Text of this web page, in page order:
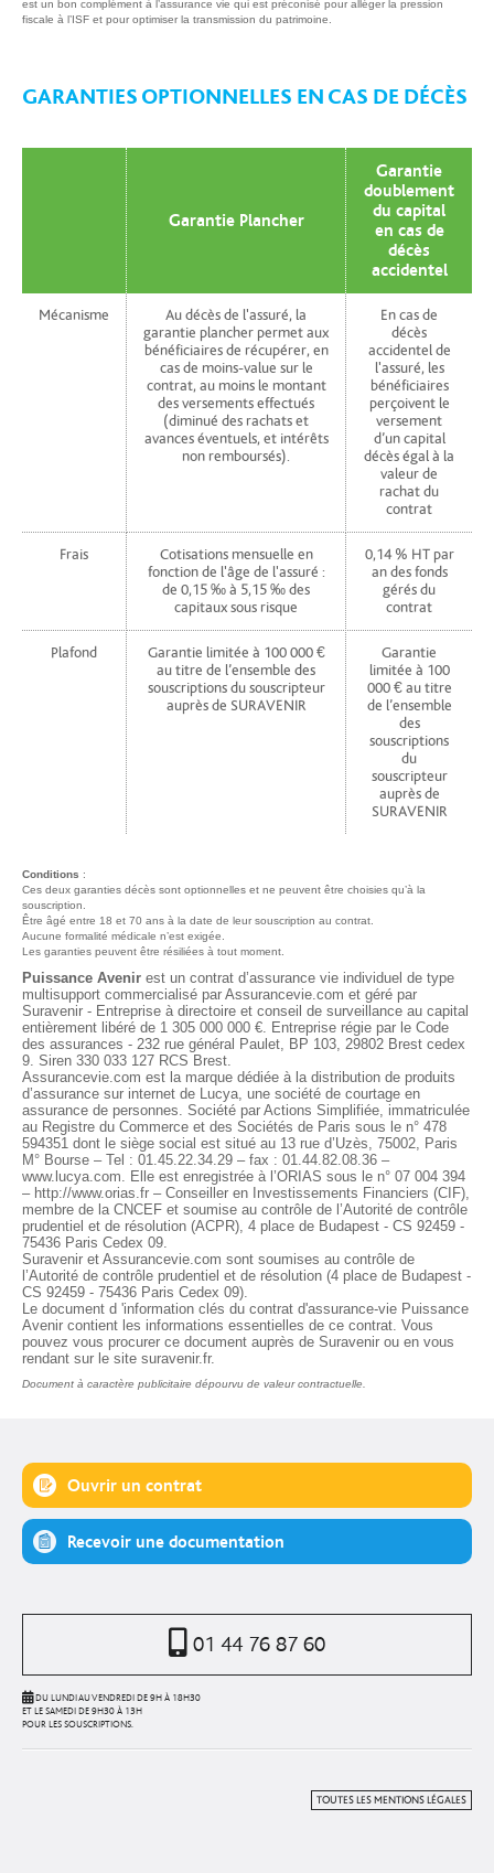
est un bon complément à l’assurance vie qui est préconisé pour alléger la pression
fiscale à l’ISF et pour optimiser la transmission du patrimoine.
GARANTIES OPTIONNELLES EN CAS DE DÉCÈS
Garantie Plancher
Garantie
doublement
du capital
en cas de
décès
accidentel
Mécanisme
Au décès de l'assuré, la
garantie plancher permet aux
bénéficiaires de récupérer, en
cas de moins-value sur le
contrat, au moins le montant
des versements effectués
(diminué des rachats et
avances éventuels, et intérêts
non remboursés).
En cas de
décès
accidentel de
l'assuré, les
bénéficiaires
perçoivent le
versement
d’un capital
décès égal à la
valeur de
rachat du
contrat
Frais
Cotisations mensuelle en
fonction de l'âge de l'assuré :
de 0,15 ‰ à 5,15 ‰ des
capitaux sous risque
0,14 % HT par
an des fonds
gérés du
contrat
Plafond
Garantie limitée à 100 000 €
au titre de l’ensemble des
souscriptions du souscripteur
auprès de SURAVENIR
Garantie
limitée à 100
000 € au titre
de l’ensemble
des
souscriptions
du
souscripteur
auprès de
SURAVENIR
Conditions :
Ces deux garanties décès sont optionnelles et ne peuvent être choisies qu’à la
souscription.
Être âgé entre 18 et 70 ans à la date de leur souscription au contrat.
Aucune formalité médicale n’est exigée.
Les garanties peuvent être résiliées à tout moment.
Puissance Avenir est un contrat d’assurance vie individuel de type
multisupport commercialisé par Assurancevie.com et géré par
Suravenir - Entreprise à directoire et conseil de surveillance au capital
entièrement libéré de 1 305 000 000 €. Entreprise régie par le Code
des assurances - 232 rue général Paulet, BP 103, 29802 Brest cedex
9. Siren 330 033 127 RCS Brest.
Assurancevie.com est la marque dédiée à la distribution de produits
d’assurance sur internet de Lucya, une société de courtage en
assurance de personnes. Société par Actions Simplifiée, immatriculée
au Registre du Commerce et des Sociétés de Paris sous le n° 478
594351 dont le siège social est situé au 13 rue d’Uzès, 75002, Paris
M° Bourse – Tel : 01.45.22.34.29 – fax : 01.44.82.08.36 –
www.lucya.com. Elle est enregistrée à l’ORIAS sous le n° 07 004 394
– http://www.orias.fr – Conseiller en Investissements Financiers (CIF),
membre de la CNCEF et soumise au contrôle de l’Autorité de contrôle
prudentiel et de résolution (ACPR), 4 place de Budapest - CS 92459 -
75436 Paris Cedex 09.
Suravenir et Assurancevie.com sont soumises au contrôle de
l’Autorité de contrôle prudentiel et de résolution (4 place de Budapest -
CS 92459 - 75436 Paris Cedex 09).
Le document d 'information clés du contrat d'assurance-vie Puissance
Avenir contient les informations essentielles de ce contrat. Vous
pouvez vous procurer ce document auprès de Suravenir ou en vous
rendant sur le site suravenir.fr.
Document à caractère publicitaire dépourvu de valeur contractuelle.
Ouvrir un contrat
Recevoir une documentation
01 44 76 87 60
DU LUNDI AU VENDREDI DE 9H À 18H30
ET LE SAMEDI DE 9H30 À 13H
POUR LES SOUSCRIPTIONS.
TOUTES LES MENTIONS LÉGALES